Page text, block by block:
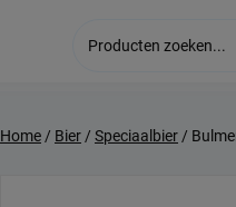
Home/ Bier/ Speciaalbier/